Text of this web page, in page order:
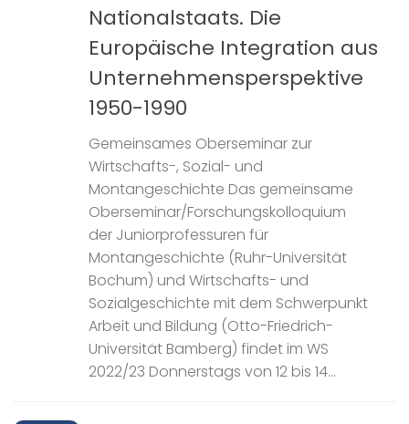
Nationalstaats. Die
Europäische Integration aus
Unternehmensperspektive
1950-1990
Gemeinsames Oberseminar zur
Wirtschafts-, Sozial- und
Montangeschichte Das gemeinsame
Oberseminar/Forschungskolloquium
der Juniorprofessuren für
Montangeschichte (Ruhr-Universität
Bochum) und Wirtschafts- und
Sozialgeschichte mit dem Schwerpunkt
Arbeit und Bildung (Otto-Friedrich-
Universität Bamberg) findet im WS
2022/23 Donnerstags von 12 bis 14...